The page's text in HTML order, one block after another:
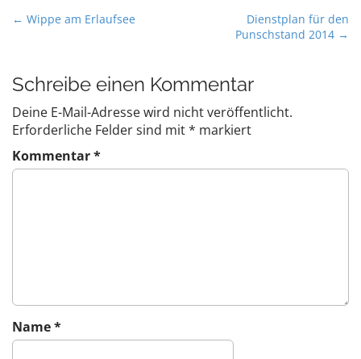
P
t
n
a
v
i
← Wippe am Erlaufsee
Dienstplan für den
Punschstand 2014 →
Schreibe einen Kommentar
Deine E-Mail-Adresse wird nicht veröffentlicht.
Erforderliche Felder sind mit* markiert
Kommentar*
Name*